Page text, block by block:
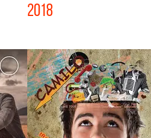
2018